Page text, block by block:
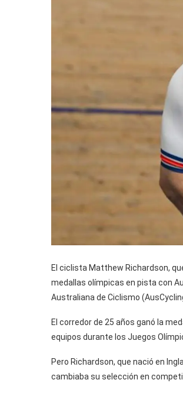
El ciclista Matthew Richardson,
medallas olímpicas en pista con
Australiana de Ciclismo
El corredor de 25 años ganó la
equipos durante los Juegos
Pero Richardson, que nació en
cambiaba su selección en